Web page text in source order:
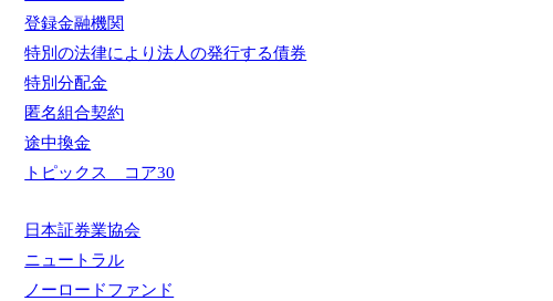
登録金融機関
特別の法律により法人の発行する債券
特別分配金
匿名組合契約
途中換金
トピックス コア30
日本証券業協会
ニュートラル
ノーロードファンド